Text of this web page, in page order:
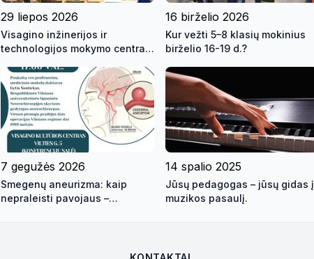
29 liepos 2026
Visagino inžinerijos ir
technologijos mokymo centras
16 birželio 2026
Kur vežti 5–8 klasių mokinius
birželio 16-19 d.?
7 gegužės 2026
Smegenų aneurizma: kaip
nepraleisti pavojaus –
14 spalio 2025
Jūsų pedagogas – jūsų gidas į
muzikos pasaulį.